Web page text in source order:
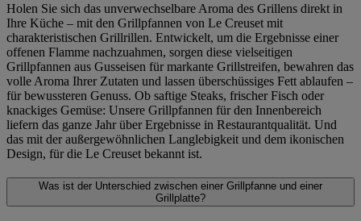
Holen Sie sich das unverwechselbare Aroma des Grillens direkt in
Ihre Küche – mit den Grillpfannen von Le Creuset mit
charakteristischen Grillrillen. Entwickelt, um die Ergebnisse einer
offenen Flamme nachzuahmen, sorgen diese vielseitigen
Grillpfannen aus Gusseisen für markante Grillstreifen, bewahren das
volle Aroma Ihrer Zutaten und lassen überschüssiges Fett ablaufen –
für bewussteren Genuss. Ob saftige Steaks, frischer Fisch oder
knackiges Gemüse: Unsere Grillpfannen für den Innenbereich
liefern das ganze Jahr über Ergebnisse in Restaurantqualität. Und
das mit der außergewöhnlichen Langlebigkeit und dem ikonischen
Design, für die Le Creuset bekannt ist.
Was ist der Unterschied zwischen einer Grillpfanne und einer
Grillplatte?